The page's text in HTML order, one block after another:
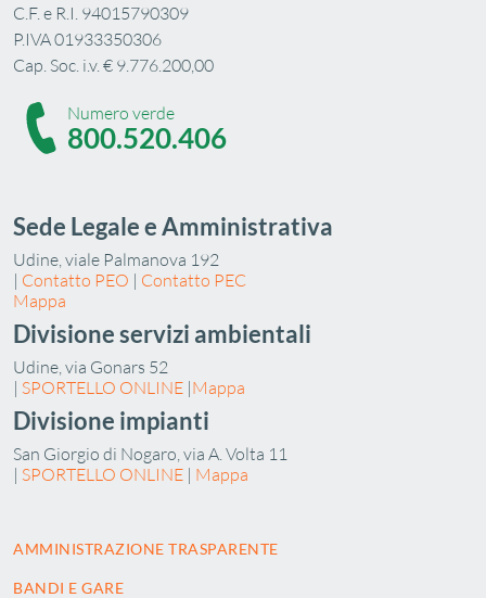
C.F. e R.I. 94015790309
P.IVA 01933350306
Cap. Soc. i.v. € 9.776.200,00
Numero verde
800.520.406
Sede Legale e Amministrativa
Udine, viale Palmanova 192
| Contatto PEO | Contatto PEC
Mappa
Divisione servizi ambientali
Udine, via Gonars 52
| SPORTELLO ONLINE |Mappa
Divisione impianti
San Giorgio di Nogaro, via A. Volta 11
| SPORTELLO ONLINE | Mappa
AMMINISTRAZIONE TRASPARENTE
BANDI E GARE